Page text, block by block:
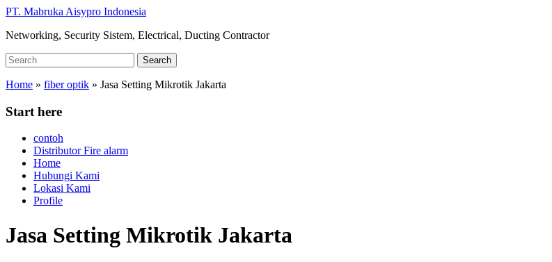
Skip
main
PT. Mabruka Aisypro Indonesia
Networking, Security Sistem, Electrical, Ducting Contractor
Search
for:
Search
Home » fiber optik » Jasa Setting Mikrotik Jakarta
Start here
contoh
Distributor Fire alarm
Home
Hubungi Kami
Lokasi Kami
Profile
Jasa Setting Mikrotik Jakarta